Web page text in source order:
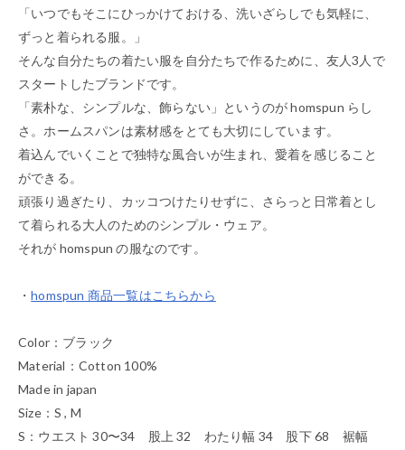
「いつでもそこにひっかけておける、洗いざらしでも気軽に、
ずっと着られる服。」
そんな自分たちの着たい服を自分たちで作るために、友人3人で
スタートしたブランドです。
「素朴な、シンプルな、飾らない」というのが homspun らし
さ。ホームスパンは素材感をとても大切にしています。
着込んでいくことで独特な風合いが生まれ、愛着を感じること
ができる。
頑張り過ぎたり、カッコつけたりせずに、さらっと日常着とし
て着られる大人のためのシンプル・ウェア。
それが homspun の服なのです。
・homspun 商品一覧はこちらから
Color：ブラック
Material：Cotton 100%
Made in japan
Size：S , M
S：ウエスト 30〜34 股上 32 わたり幅 34 股下 68 裾幅